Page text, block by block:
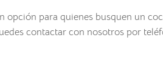
opción para quienes busquen un
contactar con nosotros por